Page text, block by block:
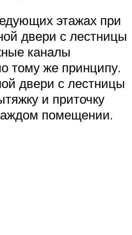
этажах при
двери с лестницы
каналы
тому же принципу.
двери с лестницы
и приточку
помещении.